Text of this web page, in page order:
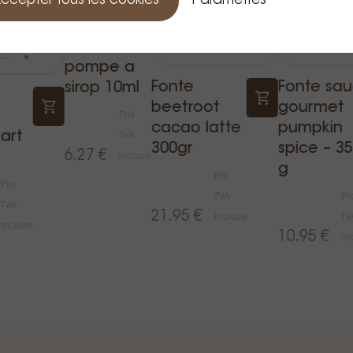
pompe a
sirop 10ml
6,27 €
Fonte
beetroot
cacao latte
300gr
21,95 €
Fonte
gourmet
pumpkin
spice –
g
10,95 €